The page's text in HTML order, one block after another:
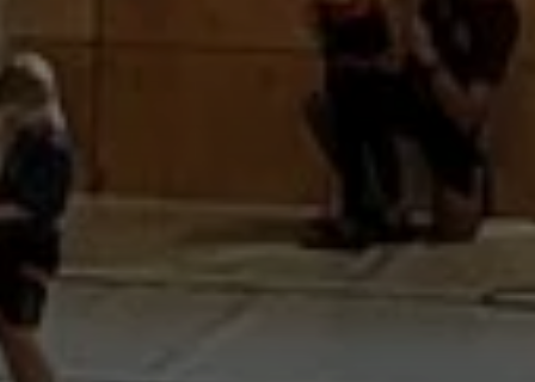
© DAV Teisendorf / OG Waging - Technischer Organisator
© DAV Teisendorf / OG Waging - alle Routen belegt